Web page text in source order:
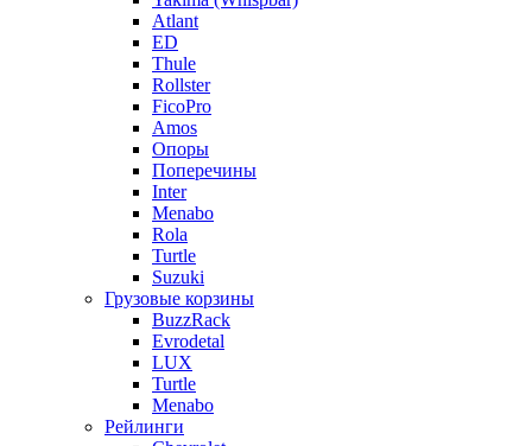
Atlant
ED
Thule
Rollster
FicoPro
Amos
Опоры
Поперечины
Inter
Menabo
Rola
Turtle
Suzuki
Грузовые корзины
BuzzRack
Evrodetal
LUX
Turtle
Menabo
Рейлинги